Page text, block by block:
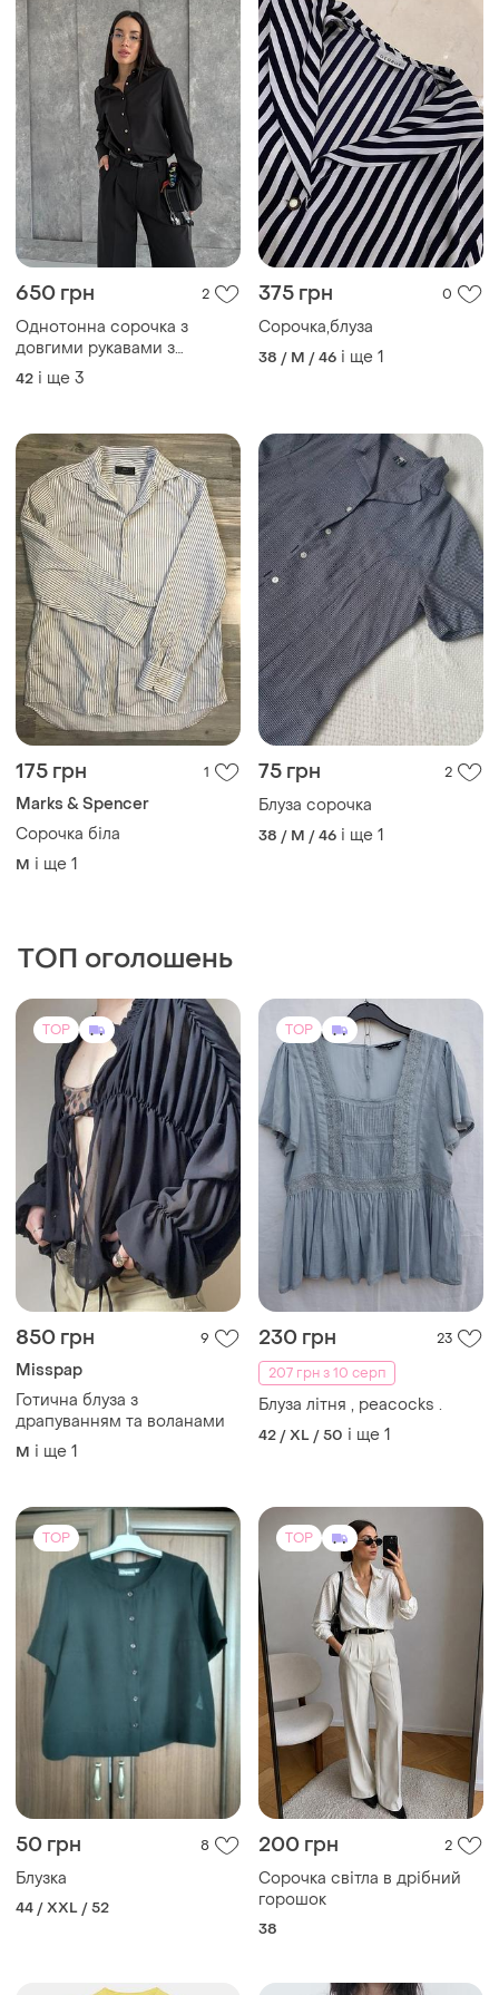
650 грн 2
Однотонна сорочка з
довгими рукавами з
манжетами
42 і ще 3
375 грн 0
Сорочка,блуза
38 / M / 46 і ще 1
175 грн 1
Marks & Spencer
Сорочка біла
M і ще 1
75 грн 2
Блуза сорочка
38 / M / 46 і ще 1
ТОП оголошень
TOP
850 грн 9
Misspap
Готична блуза з
драпуванням та воланами
M і ще 1
TOP
230 грн
23
207 грн з 10 серп
Блуза літня , peacocks .
42 / XL / 50 і ще 1
TOP
50 грн 8
Блузка
44 / XXL / 52
TOP
200 грн 2
Сорочка світла в дрібний
горошок
38